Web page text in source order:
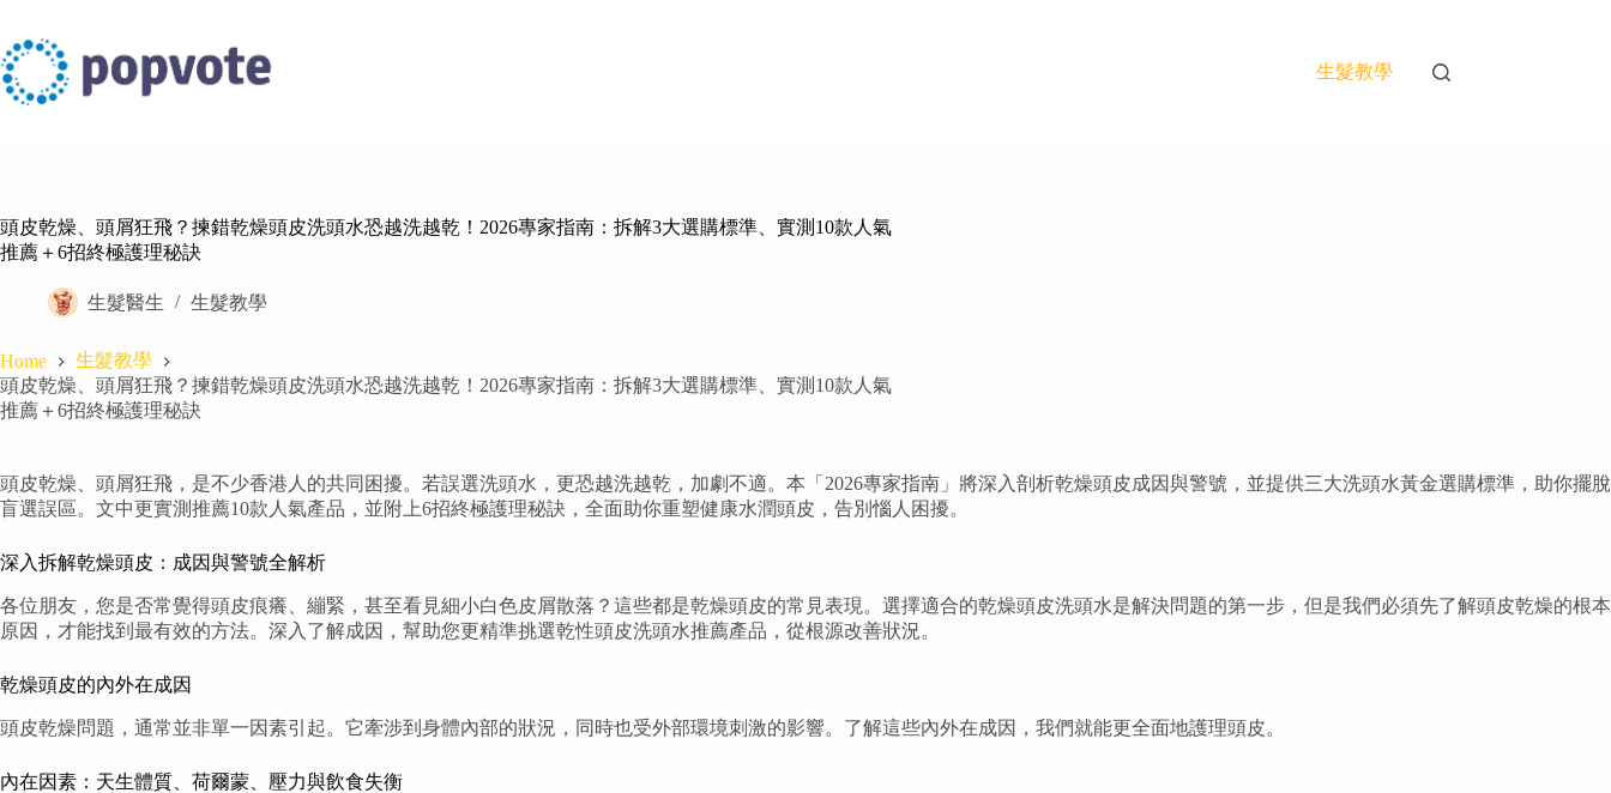
content
生髮教學
頭皮乾燥、頭屑狂飛？揀錯乾燥頭皮洗頭水恐越洗越乾！2026專家指南：拆解3大選購標準、實測10款人氣
推薦＋6招終極護理秘訣
生髮醫生 生髮教學
Home
生髮教學
頭皮乾燥、頭屑狂飛？揀錯乾燥頭皮洗頭水恐越洗越乾！2026專家指南：拆解3大選購標準、實測10款人氣
推薦＋6招終極護理秘訣
頭皮乾燥、頭屑狂飛，是不少香港人的共同困擾。若誤選洗頭水，更恐越洗越乾，加劇不適。本「2026專家指南」將深入剖析乾燥頭皮成因與警號，並提供三大洗頭水黃金選購標準，助你擺脫
盲選誤區。文中更實測推薦10款人氣產品，並附上6招終極護理秘訣，全面助你重塑健康水潤頭皮，告別惱人困擾。
深入拆解乾燥頭皮：成因與警號全解析
各位朋友，您是否常覺得頭皮痕癢、繃緊，甚至看見細小白色皮屑散落？這些都是乾燥頭皮的常見表現。選擇適合的乾燥頭皮洗頭水是解決問題的第一步，但是我們必須先了解頭皮乾燥的根本
原因，才能找到最有效的方法。深入了解成因，幫助您更精準挑選乾性頭皮洗頭水推薦產品，從根源改善狀況。
乾燥頭皮的內外在成因
頭皮乾燥問題，通常並非單一因素引起。它牽涉到身體內部的狀況，同時也受外部環境刺激的影響。了解這些內外在成因，我們就能更全面地護理頭皮。
內在因素：天生體質、荷爾蒙、壓力與飲食失衡